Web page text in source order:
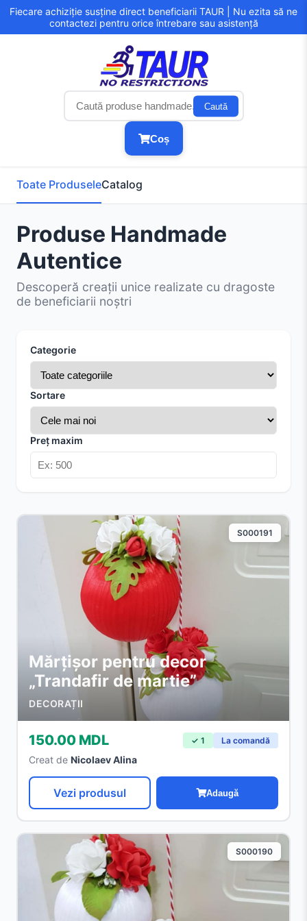
Fiecare achiziție susține direct beneficiarii TAUR | Nu ezita să ne
contactezi pentru orice întrebare sau asistență
Caută
Coș
Toate ProduseleCatalog
Produse Handmade
Autentice
Descoperă creații unice realizate cu dragoste
de beneficiarii noștri
Categorie
Sortare
Preț maxim
S000191
Mărțișor pentru decor
„Trandafir de martie”
DECORAȚII
150.00 MDL ✓ 1 La comandă
Creat de Nicolaev Alina
Vezi produsul Adaugă
S000190